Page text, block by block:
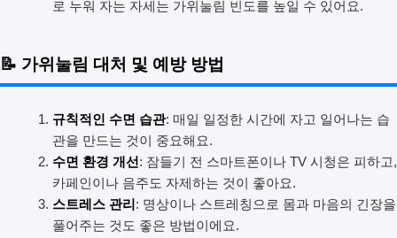
로 누워 자는 자세는 가위눌림 빈도를 높일 수 있어요.
📝 가위눌림 대처 및 예방 방법
규칙적인 수면 습관: 매일 일정한 시간에 자고 일어나는 습
관을 만드는 것이 중요해요.
수면 환경 개선 : 잠들기 전 스마트폰이나 TV 시청은 피하고,
카페인이나 음주도 자제하는 것이 좋아요.
스트레스 관리 : 명상이나 스트레칭으로 몸과 마음의 긴장을
풀어주는 것도 좋은 방법이에요.